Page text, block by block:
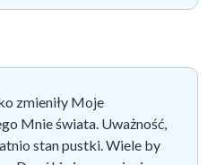
zmieniły Moje
Mnie świata. Uważność,
stan pustki. Wiele by